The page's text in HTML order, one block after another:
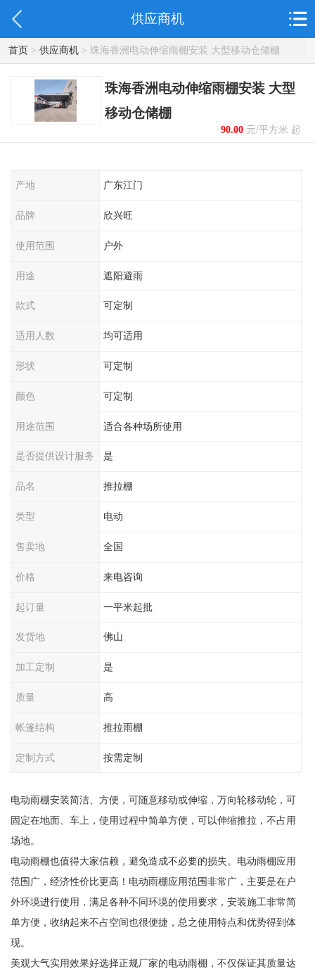
供应商机
首页> 供应商机> 珠海香洲电动伸缩雨棚安装 大型移动仓储棚
珠海香洲电动伸缩雨棚安装 大型
移动仓储棚
90.00元/平方米 起
产地 广东江门
品牌 欣兴旺
使用范围 户外
用途 遮阳避雨
款式 可定制
适用人数 均可适用
形状 可定制
颜色 可定制
用途范围 适合各种场所使用
是否提供设计服务 是
品名 推拉棚
类型 电动
售卖地 全国
价格 来电咨询
起订量 一平米起批
发货地 佛山
加工定制 是
质量 高
帐篷结构 推拉雨棚
定制方式 按需定制
电动雨棚安装简洁、方便，可随意移动或伸缩，万向轮移动轮，可
固定在地面、车上，使用过程中简单方便，可以伸缩推拉，不占用
场地。
电动雨棚也值得大家信赖，避免造成不必要的损失。电动雨棚应用
范围广，经济性价比更高！电动雨棚应用范围非常广，主要是在户
外环境进行使用，满足各种不同环境的使用要求，安装施工非常简
单方便，收纳起来不占空间也很便捷，总之使用特点和优势得到体
现。
美观大气实用效果好选择正规厂家的电动雨棚，不仅保证其质量达